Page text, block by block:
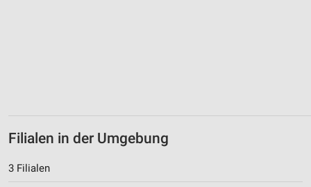
Filialen in der Umgebung
3 Filialen
Kombinationen von Daten aus verschiedenen
Quellen
Entwicklung und Verbesserung der Angebote